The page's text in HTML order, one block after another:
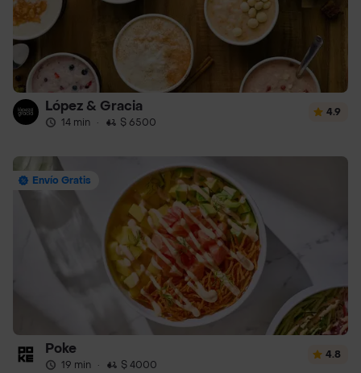
López & Gracia
14 min · $ 6500
4.9
Envío Gratis
Poke
19 min · $ 4000
4.8